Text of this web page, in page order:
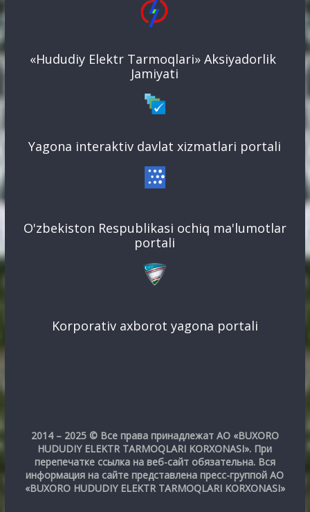
«Hududiy Elektr Tarmoqlari» Aksiyadorlik
Jamiyati
Yagona interaktiv davlat xizmatlari portali
O'zbekiston Respublikasi ochiq ma'lumotlar
portali
Korporativ axborot yagona portali
2014 – 2025 © Все права принадлежат АО «BUXORO
HUDUDIY ELEKTR TARMOQLARI KORXONASI». При
перепечатке ссылка на веб-сайт обязательна. Вся
информация на сайте представлена пресс-группой АО
«BUXORO HUDUDIY ELEKTR TARMOQLARI KORXONASI»